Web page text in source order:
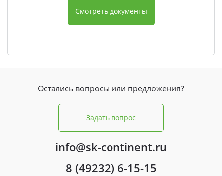
Смотреть документы
Остались вопросы или предложения?
Задать вопрос
info@sk-continent.ru
8 (49232) 6-15-15